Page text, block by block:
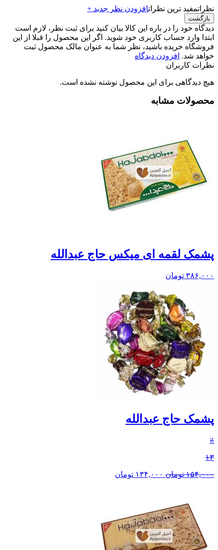
نظراتمفید ترین نظراتافزودن نظر جدید +
بازگشت
دیدگاه خود را در باره این کالا بیان کنید برای ثبت نظر، لازم است
ابتدا وارد حساب کاربری خود شوید. اگر این محصول را قبلا از این
فروشگاه خریده باشید، نظر شما به عنوان مالک محصول ثبت
خواهد شد. افزودن دیدگاه
نظرات کاربران
هیچ دیدگاهی برای این محصول نوشته نشده است.
محصولات مشابه
پشمک لقمه ای میکس حاج عبدالله
۳۸۶,۰۰۰ تومان
پشمک حاج عبدالله
٪
۱۳
۱۵۴,۰۰۰ تومان ۱۳۴,۰۰۰ تومان